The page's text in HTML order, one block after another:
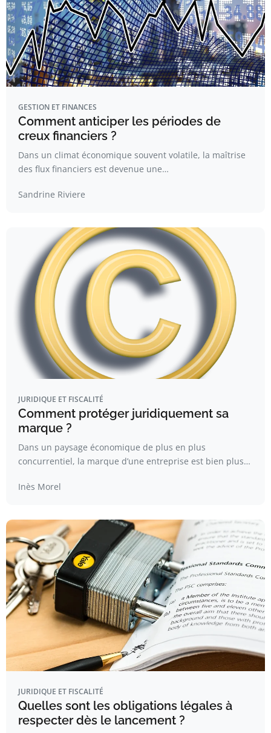
GESTION ET FINANCES
Comment anticiper les périodes de
creux financiers ?
Dans un climat économique souvent volatile, la maîtrise
des flux financiers est devenue une…
Sandrine Riviere
JURIDIQUE ET FISCALITÉ
Comment protéger juridiquement sa
marque ?
Dans un paysage économique de plus en plus
concurrentiel, la marque d’une entreprise est bien plus…
Inès Morel
JURIDIQUE ET FISCALITÉ
Quelles sont les obligations légales à
respecter dès le lancement ?